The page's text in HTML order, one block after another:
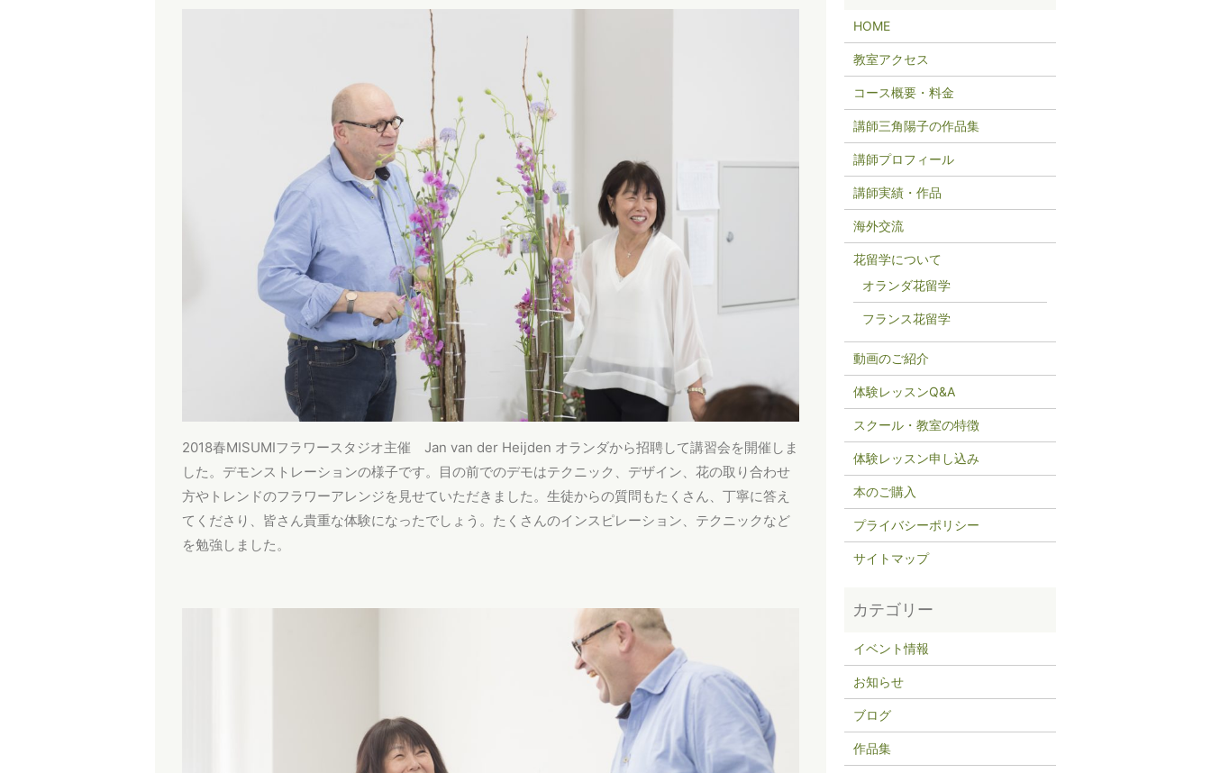
2018春MISUMIフラワースタジオ主催 Jan van der Heijden オランダから招聘して講習会を開催しま
した。デモンストレーションの様子です。目の前でのデモはテクニック、デザイン、花の取り合わせ
方やトレンドのフラワーアレンジを見せていただきました。生徒からの質問もたくさん、丁寧に答え
てくださり、皆さん貴重な体験になったでしょう。たくさんのインスピレーション、テクニックなど
を勉強しました。
HOME
教室アクセス
コース概要・料金
講師三角陽子の作品集
講師プロフィール
講師実績・作品
海外交流
花留学について
オランダ花留学
フランス花留学
動画のご紹介
体験レッスンQ&A
スクール・教室の特徴
体験レッスン申し込み
本のご購入
プライバシーポリシー
サイトマップ
イベント情報
お知らせ
ブログ
作品集